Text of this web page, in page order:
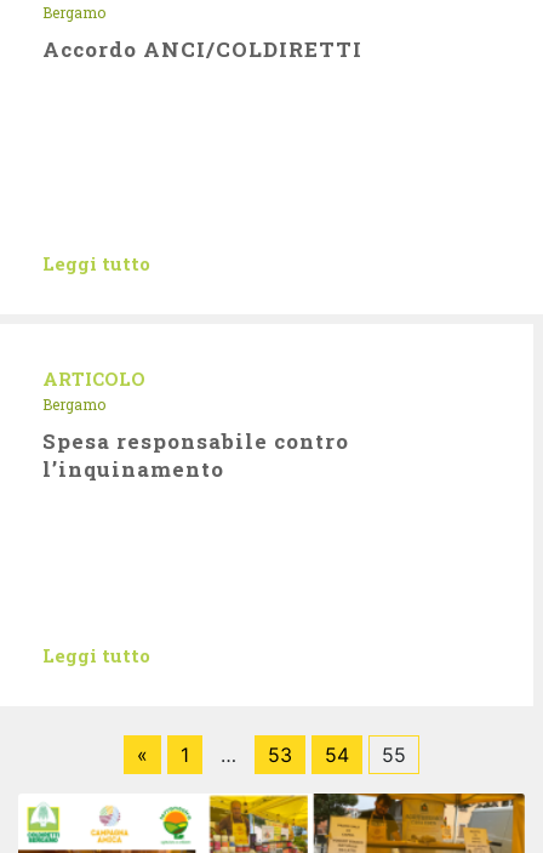
Bergamo
Accordo ANCI/COLDIRETTI
Leggi tutto
ARTICOLO
Bergamo
Spesa responsabile contro
l’inquinamento
Leggi tutto
« 1 … 53 54 55